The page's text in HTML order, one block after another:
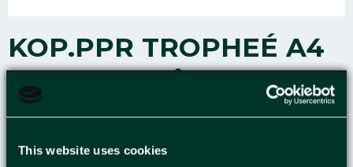
This website uses cookies
KOP.PPR TROPHEÉ A4
120G OH BLÅ 250/FP
din kreativitet med Clairefontaine Trophée-